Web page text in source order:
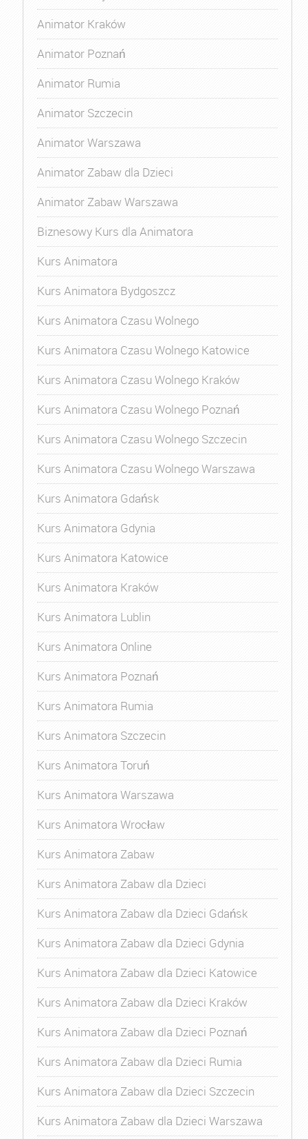
Animator Kraków
Animator Poznań
Animator Rumia
Animator Szczecin
Animator Warszawa
Animator Zabaw dla Dzieci
Animator Zabaw Warszawa
Biznesowy Kurs dla Animatora
Kurs Animatora
Kurs Animatora Bydgoszcz
Kurs Animatora Czasu Wolnego
Kurs Animatora Czasu Wolnego Katowice
Kurs Animatora Czasu Wolnego Kraków
Kurs Animatora Czasu Wolnego Poznań
Kurs Animatora Czasu Wolnego Szczecin
Kurs Animatora Czasu Wolnego Warszawa
Kurs Animatora Gdańsk
Kurs Animatora Gdynia
Kurs Animatora Katowice
Kurs Animatora Kraków
Kurs Animatora Lublin
Kurs Animatora Online
Kurs Animatora Poznań
Kurs Animatora Rumia
Kurs Animatora Szczecin
Kurs Animatora Toruń
Kurs Animatora Warszawa
Kurs Animatora Wrocław
Kurs Animatora Zabaw
Kurs Animatora Zabaw dla Dzieci
Kurs Animatora Zabaw dla Dzieci Gdańsk
Kurs Animatora Zabaw dla Dzieci Gdynia
Kurs Animatora Zabaw dla Dzieci Katowice
Kurs Animatora Zabaw dla Dzieci Kraków
Kurs Animatora Zabaw dla Dzieci Poznań
Kurs Animatora Zabaw dla Dzieci Rumia
Kurs Animatora Zabaw dla Dzieci Szczecin
Kurs Animatora Zabaw dla Dzieci Warszawa